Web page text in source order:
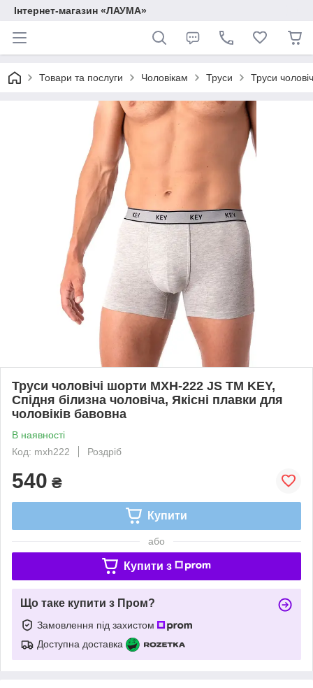
Інтернет-магазин «ЛАУМА»
Товари та послуги Чоловікам Труси Труси
Труси чоловічі шорти MXH-222 JS ТМ KEY,
Спідня білизна чоловіча, Якісні плавки для
чоловіків бавовна
В наявності
Код: mxh222
Роздріб
540 ₴
Купити
або
Купити з
Що таке купити з Пром?
Замовлення під захистом
Доступна доставка